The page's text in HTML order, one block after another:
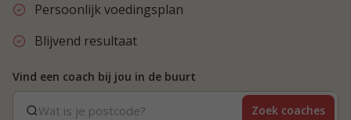
Persoonlijk voedingsplan
Blijvend resultaat
Vind een coach bij jou in de buurt
Zoek coaches